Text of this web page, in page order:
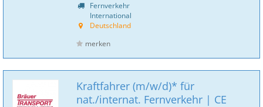
Fernverkehr
International
Deutschland
merken
Kraftfahrer (m/w/d)* für
nat./internat. Fernverkehr | CE